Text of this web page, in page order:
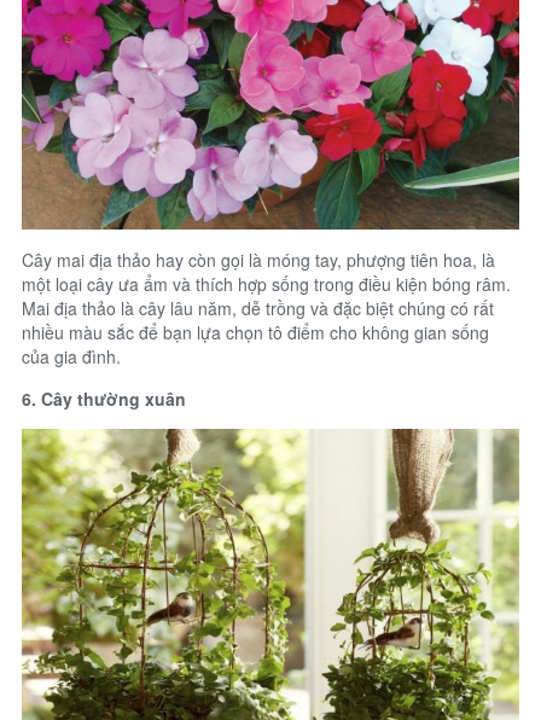
Cây mai địa thảo hay còn gọi là móng tay, phượng tiên hoa, là
một loại cây ưa ẩm và thích hợp sống trong điều kiện bóng râm.
Mai địa thảo là cây lâu năm, dễ trồng và đặc biệt chúng có rất
nhiều màu sắc để bạn lựa chọn tô điểm cho không gian sống
của gia đình.
6. Cây thường xuân